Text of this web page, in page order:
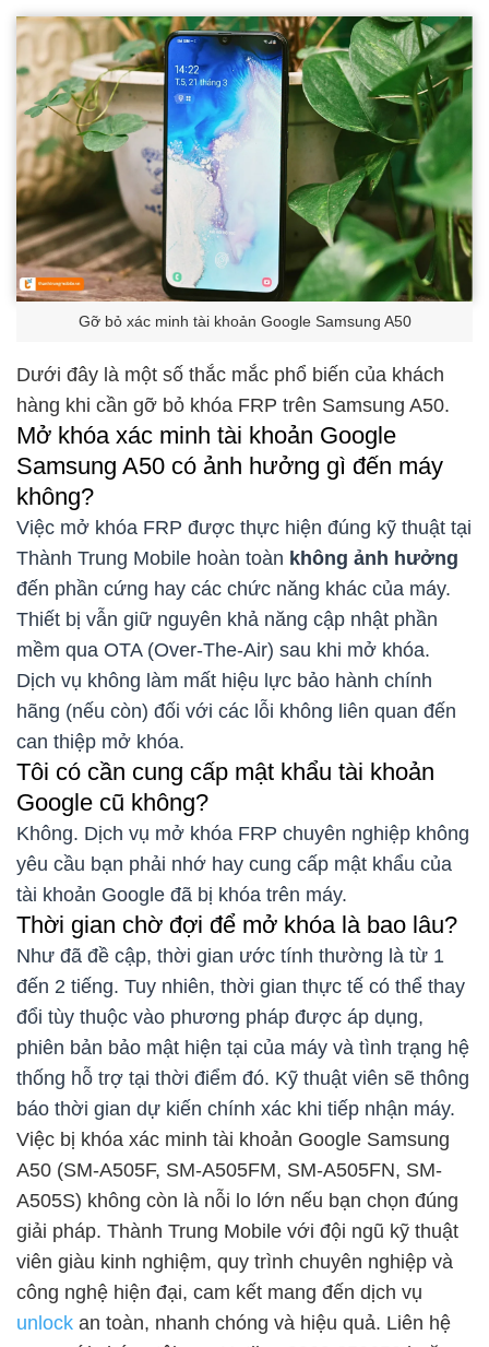
Gỡ bỏ xác minh tài khoản Google Samsung A50
Dưới đây là một số thắc mắc phổ biến của khách
hàng khi cần gỡ bỏ khóa FRP trên Samsung A50.
Mở khóa xác minh tài khoản Google
Samsung A50 có ảnh hưởng gì đến máy
không?
Việc mở khóa FRP được thực hiện đúng kỹ thuật tại
Thành Trung Mobile hoàn toàn không ảnh hưởng
đến phần cứng hay các chức năng khác của máy.
Thiết bị vẫn giữ nguyên khả năng cập nhật phần
mềm qua OTA (Over-The-Air) sau khi mở khóa.
Dịch vụ không làm mất hiệu lực bảo hành chính
hãng (nếu còn) đối với các lỗi không liên quan đến
can thiệp mở khóa.
Tôi có cần cung cấp mật khẩu tài khoản
Google cũ không?
Không. Dịch vụ mở khóa FRP chuyên nghiệp không
yêu cầu bạn phải nhớ hay cung cấp mật khẩu của
tài khoản Google đã bị khóa trên máy.
Thời gian chờ đợi để mở khóa là bao lâu?
Như đã đề cập, thời gian ước tính thường là từ 1
đến 2 tiếng. Tuy nhiên, thời gian thực tế có thể thay
đổi tùy thuộc vào phương pháp được áp dụng,
phiên bản bảo mật hiện tại của máy và tình trạng hệ
thống hỗ trợ tại thời điểm đó. Kỹ thuật viên sẽ thông
báo thời gian dự kiến chính xác khi tiếp nhận máy.
Việc bị khóa xác minh tài khoản Google Samsung
A50 (SM-A505F, SM-A505FM, SM-A505FN, SM-
A505S) không còn là nỗi lo lớn nếu bạn chọn đúng
giải pháp. Thành Trung Mobile với đội ngũ kỹ thuật
viên giàu kinh nghiệm, quy trình chuyên nghiệp và
công nghệ hiện đại, cam kết mang đến dịch vụ
unlock an toàn, nhanh chóng và hiệu quả. Liên hệ